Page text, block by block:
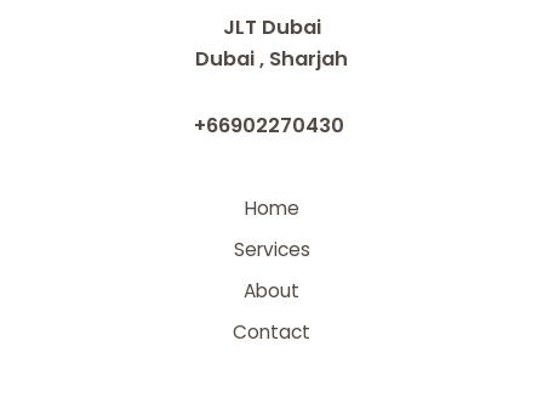
JLT Dubai
Dubai , Sharjah
+66902270430
Home
Services
About
Contact